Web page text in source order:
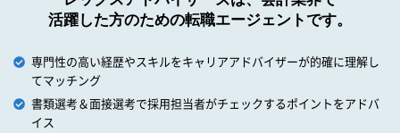
活躍した方のための転職エージェントです。
専門性の高い経歴やスキルをキャリアアドバイザーが的確に理解し
てマッチング
書類選考＆面接選考で採用担当者がチェックするポイントをアドバ
イス